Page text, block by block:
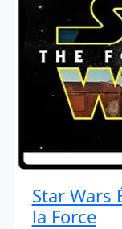
Star Wars
la Force